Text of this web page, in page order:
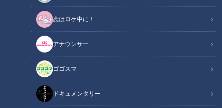
恋はロケ中に！
アナウンサー
ゴゴスマ
ドキュメンタリー
その町以外ではあまり知られていないけど…地元の人はみんな
知っている！ その町で生まれ、町に根づく愛されフード。
CBCアナウンサー2年目の松本道弥アナが全力で調査します。